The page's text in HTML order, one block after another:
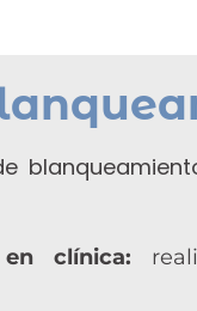
en clínica: